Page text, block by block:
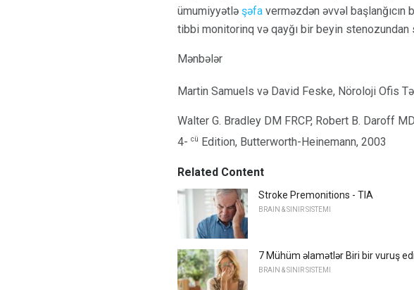
ümumiyyətlə şəfa verməzdən əvvəl başlanğıcın
tibbi monitorinq və qayğı bir beyin stenozundan
Mənbələr
Martin Samuels və David Feske, Nöroloji Ofis
Walter G. Bradley DM FRCP, Robert B. Daroff
4- cü Edition, Butterworth-Heinemann, 2003
Related Content
Stroke Premonitions - TIA
BRAIN & SINIR SISTEMI
7 Mühüm əlamətlər Biri bir vuruş
BRAIN & SINIR SISTEMI